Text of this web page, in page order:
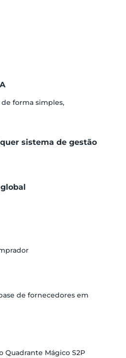
forma simples,
sistema de gestão
de fornecedores em
Mágico S2P